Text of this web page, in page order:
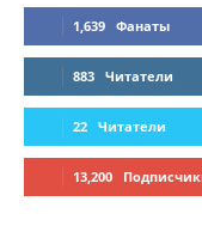
1,639 Фанаты
883 Читатели
22 Читатели
13,200